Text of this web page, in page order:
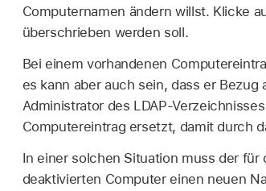
Computernamen ändern willst. Klicke
überschrieben werden soll.
Bei einem vorhandenen
es kann aber auch sein, dass er
Administrator des LDAP-
Computereintrag ersetzt, damit durch
In einer solchen Situation muss der für
deaktivierten Computer einen neuen